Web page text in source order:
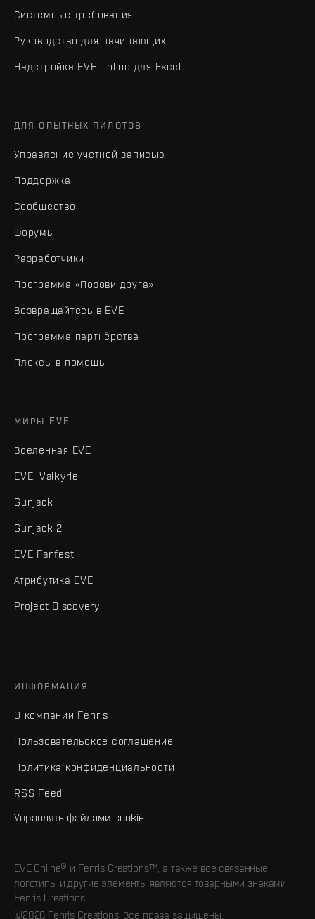
Системные требования
Руководство для начинающих
Надстройка EVE Online для Excel
ДЛЯ ОПЫТНЫХ ПИЛОТОВ
Управление учетной записью
Поддержка
Сообщество
Форумы
Разработчики
Программа «Позови друга»
Возвращайтесь в EVE
Программа партнёрства
Плексы в помощь
МИРЫ EVE
Вселенная EVE
EVE: Valkyrie
Gunjack
Gunjack 2
EVE Fanfest
Атрибутика EVE
Project Discovery
ИНФОРМАЦИЯ
О компании Fenris
Пользовательское соглашение
Политика конфиденциальности
RSS Feed
Управлять файлами cookie
EVE Online® и Fenris Creations™, а также все связанные
логотипы и другие элементы являются товарными знаками
Fenris Creations.
©2026 Fenris Creations. Все права защищены.